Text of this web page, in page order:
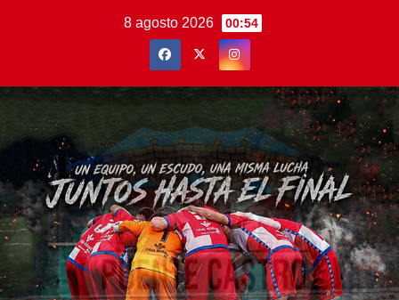
8 agosto 2026 00:54